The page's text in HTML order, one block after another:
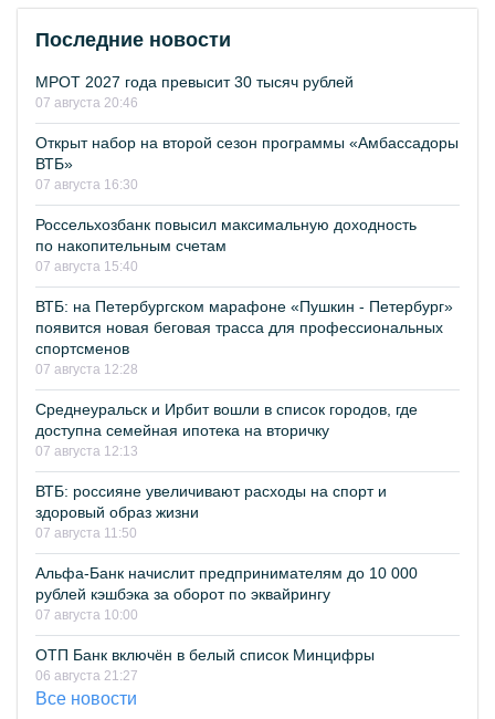
Последние новости
МРОТ 2027 года превысит 30 тысяч рублей
07 августа 20:46
Открыт набор на второй сезон программы «Амбассадоры
ВТБ»
07 августа 16:30
Россельхозбанк повысил максимальную доходность
по накопительным счетам
07 августа 15:40
ВТБ: на Петербургском марафоне «Пушкин - Петербург»
появится новая беговая трасса для профессиональных
спортсменов
07 августа 12:28
Среднеуральск и Ирбит вошли в список городов, где
доступна семейная ипотека на вторичку
07 августа 12:13
ВТБ: россияне увеличивают расходы на спорт и
здоровый образ жизни
07 августа 11:50
Альфа-Банк начислит предпринимателям до 10 000
рублей кэшбэка за оборот по эквайрингу
07 августа 10:00
ОТП Банк включён в белый список Минцифры
06 августа 21:27
Все новости